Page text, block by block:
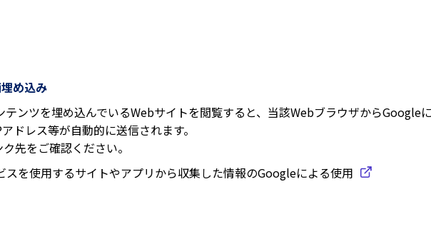
め込み
ンツを埋め込んでいるWebサイトを閲覧すると、当該WebブラウザからGoogle
ドレス等が自動的に送信されます。
先をご確認ください。
スを使用するサイトやアプリから収集した情報のGoogleによる使用